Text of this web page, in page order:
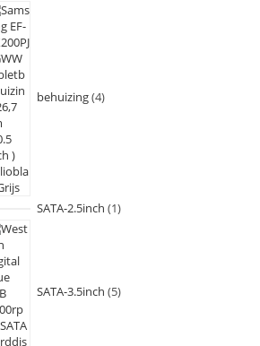
behuizing 4
SATA-2.5inch 1
SATA-3.5inch 5